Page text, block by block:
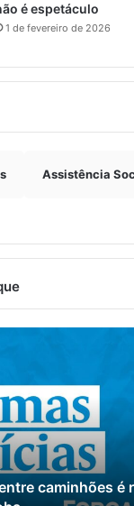
é espetáculo
1 de fevereiro de 2026
Assistência
caminhões é